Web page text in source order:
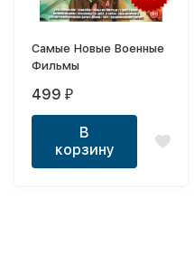
Самые Новые Военные
Фильмы
499 ₽
В
корзину